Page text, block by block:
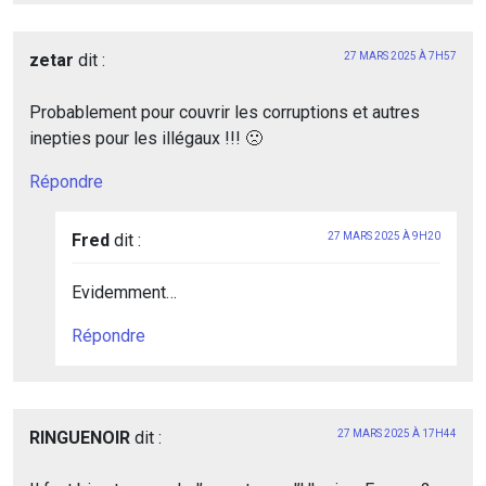
zetar dit : 27 MARS 2025 À 7H57
Probablement pour couvrir les corruptions et autres
inepties pour les illégaux !!! 🙁
Répondre
Fred dit : 27 MARS 2025 À 9H20
Evidemment…
Répondre
RINGUENOIR dit : 27 MARS 2025 À 17H44